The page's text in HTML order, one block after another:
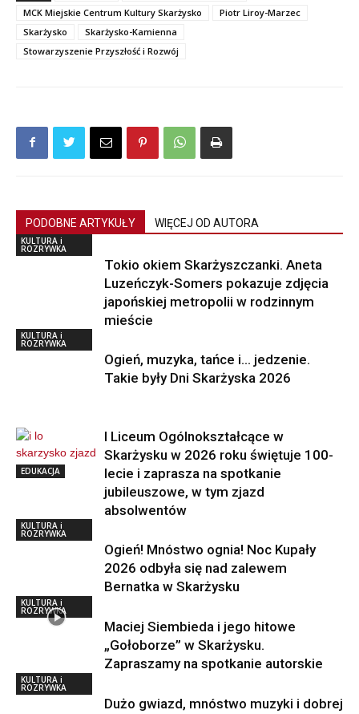
MCK Miejskie Centrum Kultury Skarżysko
Piotr Liroy-Marzec
Skarżysko
Skarżysko-Kamienna
Stowarzyszenie Przyszłość i Rozwój
PODOBNE ARTYKUŁY WIĘCEJ OD AUTORA
KULTURA i
ROZRYWKA
Tokio okiem Skarżyszczanki. Aneta
Luzeńczyk-Somers pokazuje zdjęcia
japońskiej metropolii w rodzinnym
mieście
KULTURA i
ROZRYWKA
Ogień, muzyka, tańce i… jedzenie.
Takie były Dni Skarżyska 2026
EDUKACJA
I Liceum Ogólnokształcące w
Skarżysku w 2026 roku świętuje 100-
lecie i zaprasza na spotkanie
jubileuszowe, w tym zjazd
absolwentów
KULTURA i
ROZRYWKA
Ogień! Mnóstwo ognia! Noc Kupały
2026 odbyła się nad zalewem
Bernatka w Skarżysku
KULTURA i
ROZRYWKA
Maciej Siembieda i jego hitowe
„Gołoborze” w Skarżysku.
Zapraszamy na spotkanie autorskie
KULTURA i
ROZRYWKA
Dużo gwiazd, mnóstwo muzyki i dobrej